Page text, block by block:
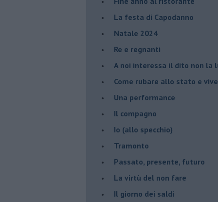
La festa di Capodanno
Natale 2024
Re e regnanti
A noi interessa il dito non la
Come rubare allo stato e
Una performance
Il compagno
​Io (allo specchio)
Tramonto
Passato, presente, futuro
La virtù del non fare
Il giorno dei saldi